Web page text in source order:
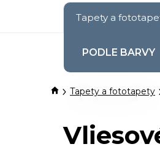
Tapety a
PODLE BARVY
DomůTapety a fototapety